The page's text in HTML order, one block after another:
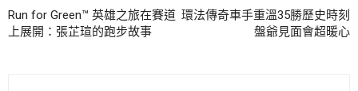
Run for Green™ 英雄之旅在賽道
上展開：張芷瑄的跑步故事
環法傳奇車手重溫35勝歷史時刻
盤爺見面會超暖心